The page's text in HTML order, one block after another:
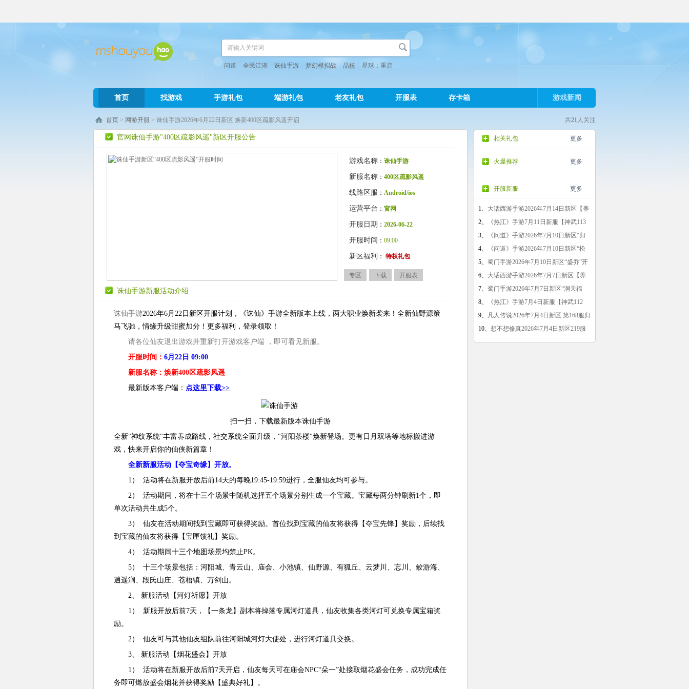
问道 全民江湖 诛仙手游 梦幻模拟战 晶核 星球：重启
首页 找游戏 手游礼包 端游礼包 老友礼包 开服表 存卡箱 游戏新闻
首页 > 网游开服 > 诛仙手游2026年6月22日新区 焕新400区疏影风遥开启 共21人关注
官网诛仙手游"400区疏影风遥"新区开服公告
游戏名称 ： 诛仙手游
新服名称 ： 400区疏影风遥
线路区服 ： Android/ios
运营平台 ： 官网
开服日期 ： 2026-06-22
开服时间 ： 09:00
新区福利 ： 特权礼包
专区 下载 开服表
诛仙手游新服活动介绍
诛仙手游2026年6月22日新区开服计划，《诛仙》手游全新版本上线，两大职业焕新袭来！全新仙野源策
马飞驰，情缘升级甜蜜加分！更多福利，登录领取！
请各位仙友退出游戏并重新打开游戏客户端 ，即可看见新服。
开服时间： 6月22日 09:00
新服名称： 焕新400区疏影风遥
最新版本客户端： 点这里下载>>
扫一扫，下载最新版本诛仙手游
全新"神纹系统"丰富养成路线，社交系统全面升级，"河阳茶楼"焕新登场。更有日月双塔等地标搬进游
戏，快来开启你的仙侠新篇章！
全新新服活动【夺宝奇缘】开放。
1） 活动将在新服开放后前14天的每晚19:45-19:59进行，全服仙友均可参与。
2） 活动期间，将在十三个场景中随机选择五个场景分别生成一个宝藏。宝藏每两分钟刷新1个，即
单次活动共生成5个。
3） 仙友在活动期间找到宝藏即可获得奖励。首位找到宝藏的仙友将获得【夺宝先锋】奖励，后续找
到宝藏的仙友将获得【宝匣馈礼】奖励。
4） 活动期间十三个地图场景均禁止PK。
5） 十三个场景包括：河阳城、青云山、庙会、小池镇、仙野源、有狐丘、云梦川、忘川、鲛游海、
逍遥涧、段氏山庄、苍梧镇、万剑山。
2、 新服活动【河灯祈愿】开放
1） 新服开放后前7天，【一条龙】副本将掉落专属河灯道具，仙友收集各类河灯可兑换专属宝箱奖
励。
2） 仙友可与其他仙友组队前往河阳城河灯大使处，进行河灯道具交换。
3、 新服活动【烟花盛会】开放
1） 活动将在新服开放后前7天开启，仙友每天可在庙会NPC“朵一”处接取烟花盛会任务，成功完成任
务即可燃放盛会烟花并获得奖励【盛典好礼】。
相关礼包 更多
火爆推荐 更多
开服新服 更多
1、 大话西游手游2026年7月14日新区【养
生·轻享】开启
2、
《热江》手游7月11日新服【神武113
区】开启公告
3、
《问道》手游2026年7月10日新区“归
云忘尘”开服公告
4、
《问道》手游2026年7月10日新区“松
间明月”开服公告
5、 蜀门手游2026年7月10日新区“盛乔”开
服公告
6、 大话西游手游2026年7月7日新区【养
生·无忧】开启
7、 蜀门手游2026年7月7日新区“洞天福
地”开服公告
8、
《热江》手游7月4日新服【神武112
区】开启公告
9、
凡人传说2026年7月4日新区 第168服归
一界开启
10、 想不想修真2026年7月4日新区219服